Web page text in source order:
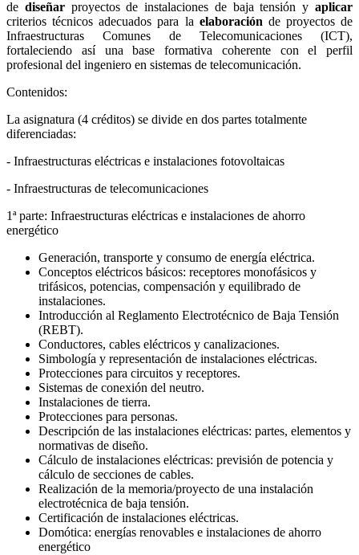
de diseñarproyectos de instalaciones de baja tensión yaplicar
criterios técnicos adecuados para la elaboración de proyectos de
Infraestructuras Comunes de Telecomunicaciones (ICT),
fortaleciendo así una base formativa coherente con el perfil
profesional del ingeniero en sistemas de telecomunicación.
Contenidos:
La asignatura (4 créditos) se divide en dos partes totalmente
diferenciadas:
- Infraestructuras eléctricas e instalaciones fotovoltaicas
- Infraestructuras de telecomunicaciones
1ª parte: Infraestructuras eléctricas e instalaciones de ahorro
energético
Generación, transporte y consumo de energía eléctrica.
Conceptos eléctricos básicos: receptores monofásicos y
trifásicos, potencias, compensación y equilibrado de
instalaciones.
Introducción al Reglamento Electrotécnico de Baja Tensión
(REBT).
Conductores, cables eléctricos y canalizaciones.
Simbología y representación de instalaciones eléctricas.
Protecciones para circuitos y receptores.
Sistemas de conexión del neutro.
Instalaciones de tierra.
Protecciones para personas.
Descripción de las instalaciones eléctricas: partes, elementos y
normativas de diseño.
Cálculo de instalaciones eléctricas: previsión de potencia y
cálculo de secciones de cables.
Realización de la memoria/proyecto de una instalación
electrotécnica de baja tensión.
Certificación de instalaciones eléctricas.
Domótica: energías renovables e instalaciones de ahorro
energético